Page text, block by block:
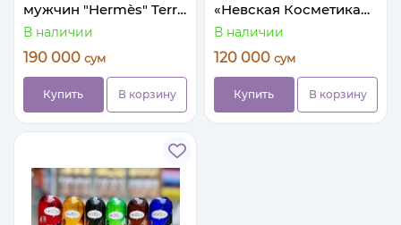
мужчин "Hermès" Terre
d'Hermès, 100 мл.
(Копия-А) Турция
В наличии
190 000 сум
Купить В корзину
«Невская Косметика
Ретинол»
В наличии
120 000 сум
Купить В корзину